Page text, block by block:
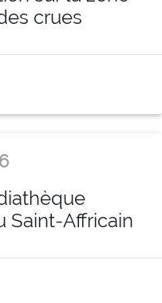
crues
Saint-Affricain